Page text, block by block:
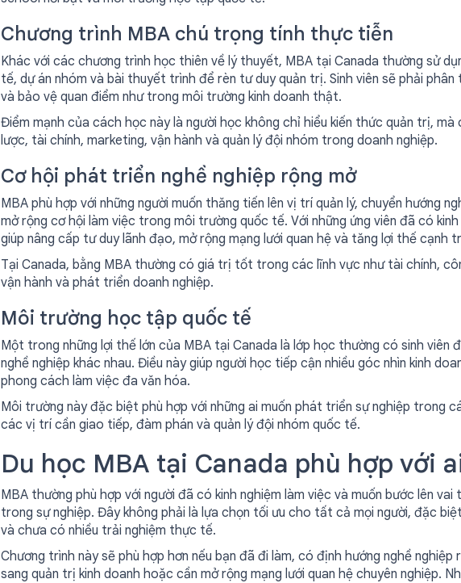
Chương trình MBA chú trọng tính thực tiễn
Khác với các chương trình học thiên về lý thuyết, MBA tại Canada thường sử
tế, dự án nhóm và bài thuyết trình để rèn tư duy quản trị. Sinh viên sẽ phải
và bảo vệ quan điểm như trong môi trường kinh doanh thật.
Điểm mạnh của cách học này là người học không chỉ hiểu kiến thức quản trị,
lược, tài chính, marketing, vận hành và quản lý đội nhóm trong doanh nghiệp.
Cơ hội phát triển nghề nghiệp rộng mở
MBA phù hợp với những người muốn thăng tiến lên vị trí quản lý, chuyển hướng
mở rộng cơ hội làm việc trong môi trường quốc tế. Với những ứng viên đã có
giúp nâng cấp tư duy lãnh đạo, mở rộng mạng lưới quan hệ và tăng lợi thế cạnh
Tại Canada, bằng MBA thường có giá trị tốt trong các lĩnh vực như tài chính,
vận hành và phát triển doanh nghiệp.
Môi trường học tập quốc tế
Một trong những lợi thế lớn của MBA tại Canada là lớp học thường có sinh viên
nghề nghiệp khác nhau. Điều này giúp người học tiếp cận nhiều góc nhìn kinh
phong cách làm việc đa văn hóa.
Môi trường này đặc biệt phù hợp với những ai muốn phát triển sự nghiệp trong
các vị trí cần giao tiếp, đàm phán và quản lý đội nhóm quốc tế.
Du học MBA tại Canada phù hợp với
MBA thường phù hợp với người đã có kinh nghiệm làm việc và muốn bước lên
trong sự nghiệp. Đây không phải là lựa chọn tối ưu cho tất cả mọi người, đặc
và chưa có nhiều trải nghiệm thực tế.
Chương trình này sẽ phù hợp hơn nếu bạn đã đi làm, có định hướng nghề nghiệp
sang quản trị kinh doanh hoặc cần mở rộng mạng lưới quan hệ chuyên nghiệp.